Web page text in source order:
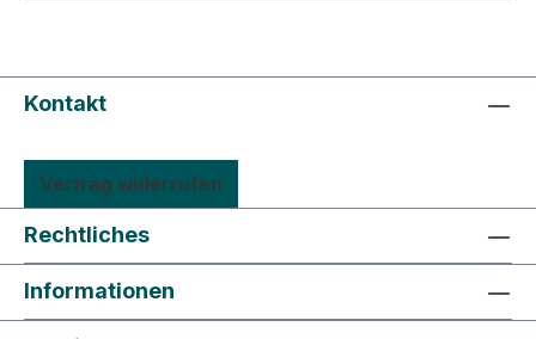
Kontakt
Vertrag widerrufen
Rechtliches
Informationen